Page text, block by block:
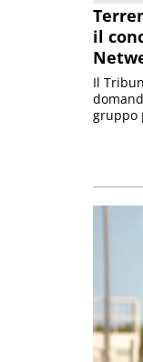
il
Il
gruppo